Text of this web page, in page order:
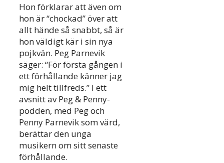
Hon förklarar att även om
hon är “chockad” över att
allt hände så snabbt, så är
hon väldigt kär i sin nya
pojkvän. Peg Parnevik
säger: “För första gången i
ett förhållande känner jag
mig helt tillfreds.” I ett
avsnitt av Peg & Penny-
podden, med Peg och
Penny Parnevik som värd,
berättar den unga
musikern om sitt senaste
förhållande.